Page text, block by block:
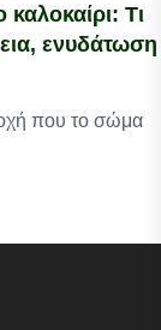
καλοκαίρι: Τι
ενυδάτωση
που το σώμα